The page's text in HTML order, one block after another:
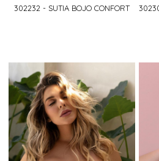
302232 - SUTIA BOJO CONFORT